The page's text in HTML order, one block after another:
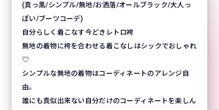
(真っ黒/シンプル/無地/お洒落/オールブラック/大人っ
ぽい/ブーツコーデ)
自分らしく着こなす今どきレトロ袴
無地の着物に袴を合わせる着こなしはシックでおしゃれ
♡
シンプルな無地の着物はコーディネートのアレンジ自
由。
誰にも真似出来ない自分だけのコーディネートを楽しん